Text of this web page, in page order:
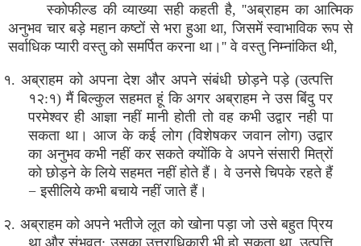
स्कोफील्ड की व्याख्या सही कहती है, ''अब्राहम का आत्मिक
अनुभव चार बड़े महान कष्टों से भरा हुआ था, जिसमें स्वाभाविक रूप से
सर्वाधिक प्यारी वस्तु को समर्पित करना था।'' वे वस्तु निम्नांकित थी,
१. अब्राहम को अपना देश और अपने संबंधी छोड़ने पड़े (उत्पत्ति
१२:१) मैं बिल्कुल सहमत हूं कि अगर अब्राहम ने उस बिंदु पर
परमेश्वर ही आज्ञा नहीं मानी होती तो वह कभी उद्वार नही पा
सकता था। आज के कई लोग (विशेषकर जवान लोग) उद्वार
का अनुभव कभी नहीं कर सकते क्योंकि वे अपने संसारी मित्रों
को छोड़ने के लिये सहमत नहीं होते हैं। वे उनसे चिपके रहते हैं
− इसीलिये कभी बचाये नहीं जाते हैं।
२. अब्राहम को अपने भतीजे लूत को खोना पड़ा जो उसे बहुत प्रिय
था और संभवत: उसका उत्तराधिकारी भी हो सकता था, उत्पत्ति